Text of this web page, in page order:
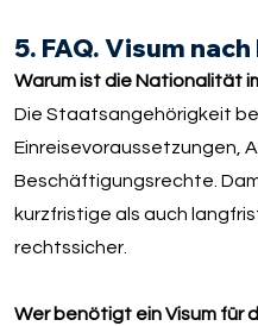
5. FAQ. Visum
Warum ist die Nationalität
Die Staatsangehörigkeit
Einreisevoraussetzungen,
Beschäftigungsrechte.
kurzfristige als auch
rechtssicher.
Wer benötigt ein Visum für